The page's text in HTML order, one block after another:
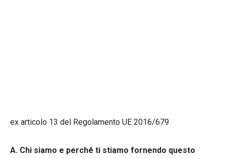
ex articolo 13 del Regolamento UE 2016/679
A. Chi siamo e perché ti stiamo fornendo questo